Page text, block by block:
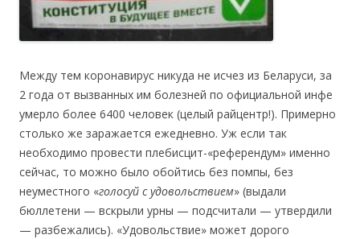
Между тем коронавирус никуда не исчез из Беларуси, за
2 года от вызванных им болезней по официальной инфе
умерло более 6400 человек (целый райцентр!). Примерно
столько же заражается ежедневно. Уж если так
необходимо провести плебисцит-«референдум» именно
сейчас, то можно было обойтись без помпы, без
неуместного «голосуй с удовольствием» (выдали
бюллетени — вскрыли урны — подсчитали — утвердили
— разбежались). «Удовольствие» может дорого